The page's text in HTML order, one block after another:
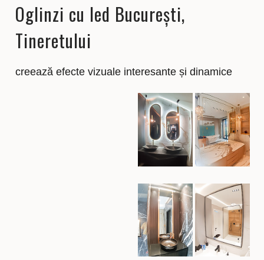
Oglinzi cu led București,
Tineretului
creează efecte vizuale interesante și dinamice